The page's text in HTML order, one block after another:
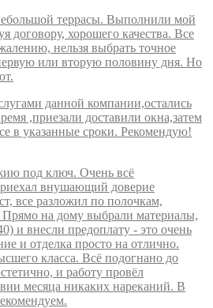
террасы. Выполнили мой
договору, хорошего качества. Все
нельзя выбрать точное
или вторую половину дня. Но
данной компании,остались
,приезали доставили окна,затем
в указанные сроки. Рекомендую!
под ключ. Очень всё
внушающий доверие
все разложил по полочкам,
Прямо на дому выбрали материалы,
и внесли предоплату - это очень
и отделка просто на отлично.
класса. Всё подогнано до
и работу провёл
месяца никаких нареканий. В